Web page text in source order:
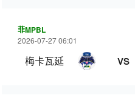
菲MPBL
2026-07-27 06:01
梅卡瓦延 VS